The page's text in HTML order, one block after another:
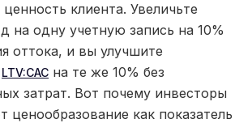
клиента. Увеличьте
на одну учетную запись на 10%
оттока, и вы улучшите
LTV:CAC на те же 10% без
затрат. Вот почему инвесторы
ценообразование как показатель